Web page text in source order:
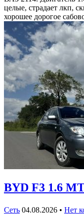
целые, страдает лкп,
хорошее дорогое
BYD F3 1.6
Сеть 04.08.2026 • Нет